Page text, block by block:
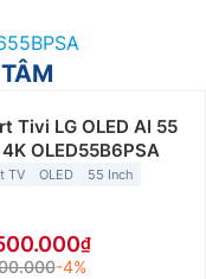
Tivi LG OLED AI 55
OLED55B6PSA
TV OLED 55 Inch
-4%